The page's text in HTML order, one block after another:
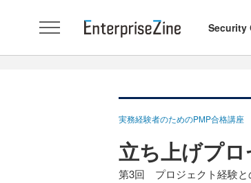
Security
実務経験者のためのPMP合格講座
立ち上げプ
第3回 プロジェクト経験と